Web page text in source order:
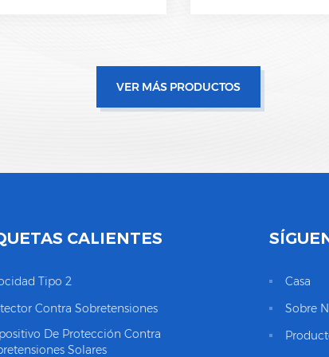
VER MÁS PRODUCTOS
CALIENTES
Tipo 2
Contra Sobretensiones
De Protección Contra
Solares
Casa
Sobre